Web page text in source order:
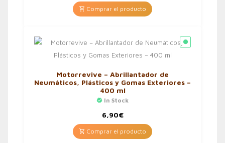
Comprar el producto
Motorrevive – Abrillantador de
Neumáticos, Plásticos y Gomas Exteriores –
400 ml
In Stock
6,90€
Comprar el producto